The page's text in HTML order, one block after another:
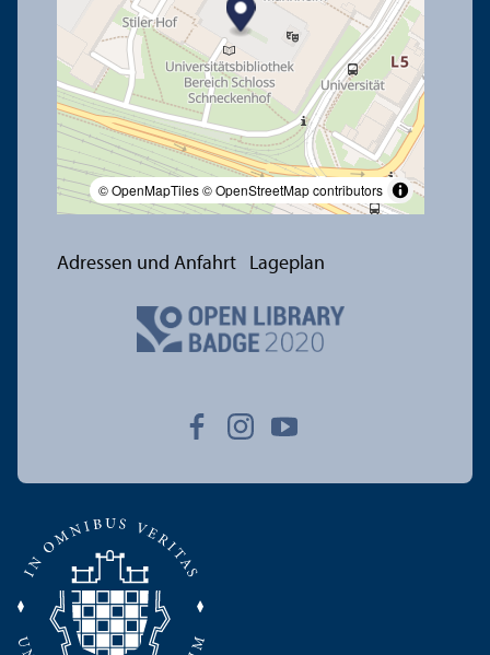
© OpenMapTiles© OpenStreetMap contributors
Adressen und Anfahrt Lageplan